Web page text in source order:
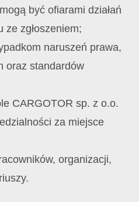
być ofiarami działań
ze zgłoszeniem;
naruszeń prawa,
oraz standardów
CARGOTOR sp. z o.o.
za miejsce
organizacji,